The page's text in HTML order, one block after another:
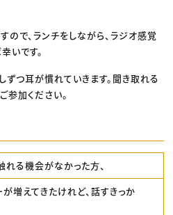
で、ランチをしながら、ラジオ感覚
いです。
ずつ耳が慣れていきます。聞き取れる
参加ください。
る機会がなかった方、
増えてきたけれど、話すきっか